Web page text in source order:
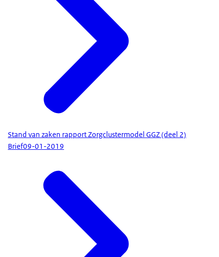
Stand van zaken rapport Zorgclustermodel GGZ (deel 2)
Brief09-01-2019